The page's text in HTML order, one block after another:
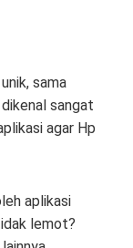
sama
sangat
agar Hp
aplikasi
lemot?